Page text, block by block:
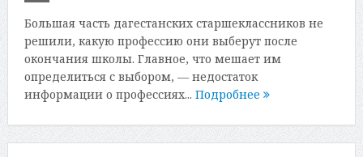
Большая часть дагестанских старшеклассников не
решили, какую профессию они выберут после
окончания школы. Главное, что мешает им
определиться с выбором, — недостаток
информации о профессиях... Подробнее